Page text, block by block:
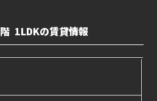
1LDKの賃貸情報